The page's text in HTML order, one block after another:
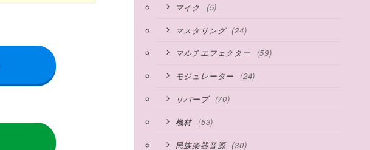
マイク (5)
マスタリング (24)
マルチエフェクター (59)
モジュレーター (24)
リバーブ (70)
機材 (53)
民族楽器音源 (30)